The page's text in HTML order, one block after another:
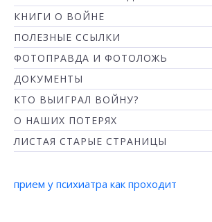
КНИГИ О ВОЙНЕ
ПОЛЕЗНЫЕ ССЫЛКИ
ФОТОПРАВДА И ФОТОЛОЖЬ
ДОКУМЕНТЫ
КТО ВЫИГРАЛ ВОЙНУ?
О НАШИХ ПОТЕРЯХ
ЛИСТАЯ СТАРЫЕ СТРАНИЦЫ
прием у психиатра как проходит